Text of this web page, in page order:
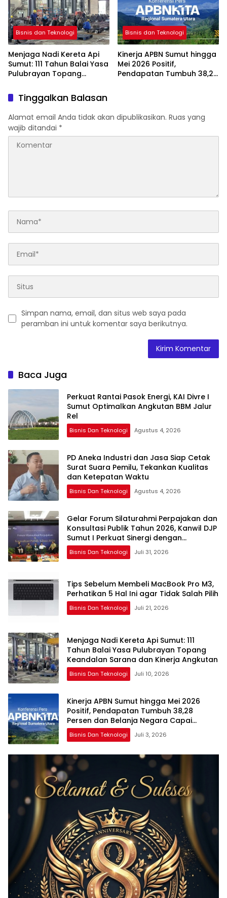
Bisnis dan Teknologi
Menjaga Nadi Kereta Api
Sumut: 111 Tahun Balai Yasa
Pulubrayan Topang
Kinerja Angkutan
Bisnis dan Teknologi
Kinerja APBN Sumut hingga
Mei 2026 Positif,
Pendapatan Tumbuh 38,28
Tinggalkan Balasan
Alamat email Anda tidak akan dipublikasikan. Ruas yang
wajib ditandai *
Simpan nama, email, dan situs web saya pada
peramban ini untuk komentar saya berikutnya.
Baca Juga
Perkuat Rantai Pasok Energi, KAI Divre I
Sumut Optimalkan Angkutan BBM Jalur
Rel
Bisnis Dan Teknologi Agustus 4, 2026
PD Aneka Industri dan Jasa Siap Cetak
Surat Suara Pemilu, Tekankan Kualitas
dan Ketepatan Waktu
Bisnis Dan Teknologi Agustus 4, 2026
Gelar Forum Silaturahmi Perpajakan dan
Konsultasi Publik Tahun 2026, Kanwil DJP
Sumut I Perkuat Sinergi dengan
Pemangku Kepentingan
Bisnis Dan Teknologi Juli 31, 2026
Tips Sebelum Membeli MacBook Pro M3,
Perhatikan 5 Hal Ini agar Tidak Salah Pilih
Bisnis Dan Teknologi Juli 21, 2026
Menjaga Nadi Kereta Api Sumut: 111
Tahun Balai Yasa Pulubrayan Topang
Keandalan Sarana dan Kinerja Angkutan
Bisnis Dan Teknologi Juli 10, 2026
Kinerja APBN Sumut hingga Mei 2026
Positif, Pendapatan Tumbuh 38,28
Persen dan Belanja Negara Capai
Rp30,12 Triliun
Bisnis Dan Teknologi Juli 3, 2026